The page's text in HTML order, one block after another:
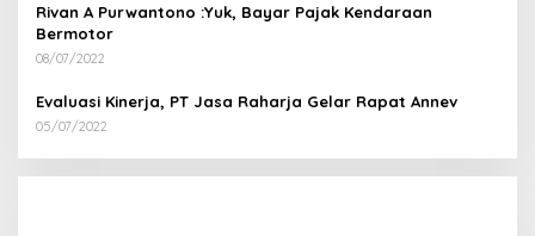
Rivan A Purwantono :Yuk, Bayar Pajak Kendaraan
Bermotor
08/07/2022
Evaluasi Kinerja, PT Jasa Raharja Gelar Rapat Annev
05/07/2022